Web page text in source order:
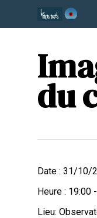
to
du
Date : 31/10/
Heure : 19:00
Lieu: